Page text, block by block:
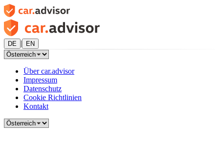
DE | EN
Über car.advisor
Impressum
Datenschutz
Cookie Richtlinien
Kontakt